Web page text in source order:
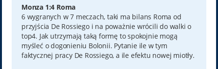
Monza 1:4 Roma
6 wygranych w 7 meczach, taki ma bilans Roma od
przyjścia De Rossiego i na poważnie wrócili do walki o
top4. Jak utrzymają taką formę to spokojnie mogą
myśleć o dogonieniu Bolonii. Pytanie ile w tym
faktycznej pracy De Rossiego, a ile efektu nowej miotły.